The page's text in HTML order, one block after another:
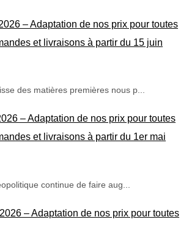
– Adaptation de nos prix pour toutes
et livraisons à partir du 15 juin
des matières premières nous p...
– Adaptation de nos prix pour toutes
et livraisons à partir du 1er mai
continue de faire aug...
– Adaptation de nos prix pour toutes